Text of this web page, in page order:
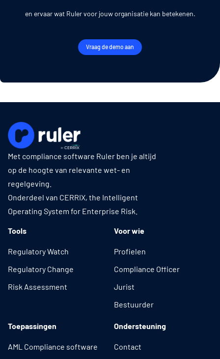
en ervaar wat Ruler voor jouw organisatie kan betekenen.
Vraag de demo aan
Met compliance software Ruler ben je altijd
op de hoogte van relevante wet- en
regelgeving.
Onderdeel van CERRIX, the Intelligent
Operating System for Enterprise Risk.
Tools
Regulatory Watch
Regulatory Change
Risk Assessment
Voor wie
Profielen
Compliance Officer
Jurist
Bestuurder
Toepassingen
AML Compliance software
Ondersteuning
Contact